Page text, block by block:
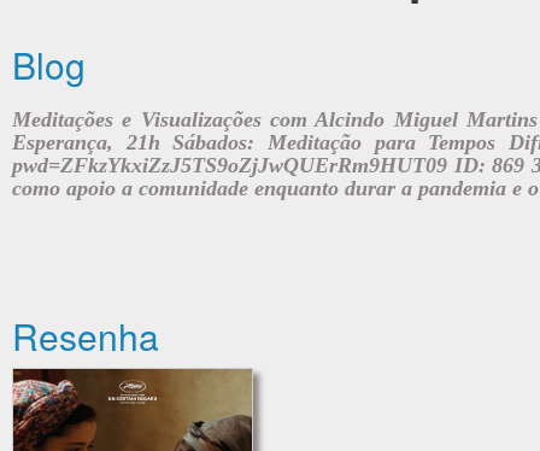
Blog
Meditações e Visualizações com Alcindo Miguel
Esperança, 21h Sábados: Meditação para Tempos
pwd=ZFkzYkxiZzJ5TS9oZjJwQUErRm9HUT09 ID: 869
como apoio a comunidade enquanto durar a pandemia e
Resenha